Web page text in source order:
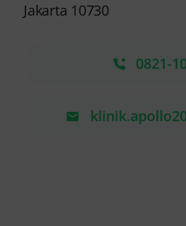
Jakarta 10730
0821-